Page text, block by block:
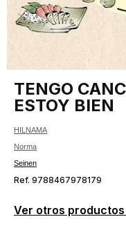
TENGO
ESTOY BIEN
HILNAMA
Norma
Seinen
Ref. 9788467978179
Ver otros